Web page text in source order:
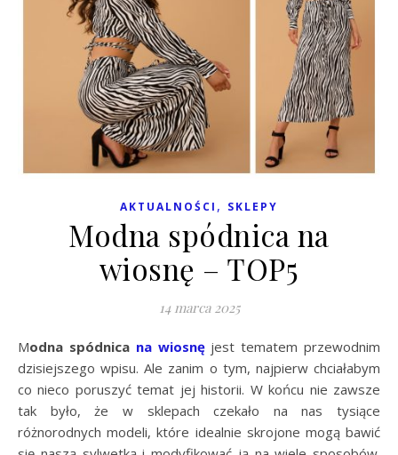
AKTUALNOŚCI , SKLEPY
Modna spódnica na
wiosnę – TOP5
14 marca 2025
Modna spódnica na wiosnęjest tematem przewodnim
dzisiejszego wpisu. Ale zanim o tym, najpierw chciałabym
co nieco poruszyć temat jej historii. W końcu nie zawsze
tak było, że w sklepach czekało na nas tysiące
różnorodnych modeli, które idealnie skrojone mogą bawić